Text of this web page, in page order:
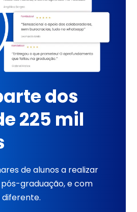
dos
225 mil
de alunos a realizar
graduação, e com